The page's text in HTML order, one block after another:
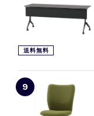
送料無料
9